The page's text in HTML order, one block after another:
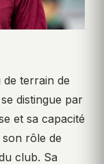
terrain de
distingue par
et sa capacité
son rôle de
club. Sa